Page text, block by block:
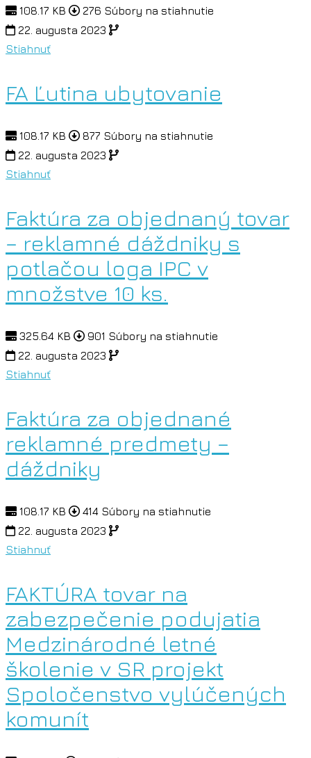
108.17 KB
276 Súbory na stiahnutie
22. augusta 2023
Stiahnuť
FA Ľutina ubytovanie
108.17 KB
877 Súbory na stiahnutie
22. augusta 2023
Stiahnuť
Faktúra za objednaný tovar
– reklamné dáždniky s
potlačou loga IPC v
množstve 10 ks.
325.64 KB
901 Súbory na stiahnutie
22. augusta 2023
Stiahnuť
Faktúra za objednané
reklamné predmety –
dáždniky
108.17 KB
414 Súbory na stiahnutie
22. augusta 2023
Stiahnuť
FAKTÚRA tovar na
zabezpečenie podujatia
Medzinárodné letné
školenie v SR projekt
Spoločenstvo vylúčených
komunít